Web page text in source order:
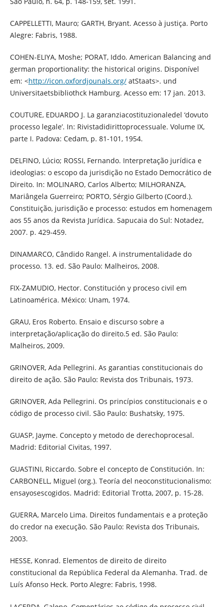
CAPPELLETTI, Mauro; GARTH, Bryant. Acesso à justiça. Porto
Alegre: Fabris, 1988.
COHEN-ELIYA, Moshe; PORAT, Iddo. American Balancing and
german proportionality: the historical origins. Disponível
em: <http://icon.oxfordjounals.org/atStaats>. und
Universitaetsbibliothck Hamburg. Acesso em: 17 jan. 2013.
COUTURE, EDUARDO J. La garanziacostituzionaledel ‘dovuto
processo legale’. In: Rivistadidirittoprocessuale. Volume IX,
parte I. Padova: Cedam, p. 81-101, 1954.
DELFINO, Lúcio; ROSSI, Fernando. Interpretação jurídica e
ideologias: o escopo da jurisdição no Estado Democrático de
Direito. In: MOLINARO, Carlos Alberto; MILHORANZA,
Mariângela Guerreiro; PORTO, Sérgio Gilberto (Coord.).
Constituição, jurisdição e processo: estudos em homenagem
aos 55 anos da Revista Jurídica. Sapucaia do Sul: Notadez,
2007. p. 429-459.
DINAMARCO, Cândido Rangel. A instrumentalidade do
processo. 13. ed. São Paulo: Malheiros, 2008.
FIX-ZAMUDIO, Hector. Constitución y proceso civil em
Latinoamérica. México: Unam, 1974.
GRAU, Eros Roberto. Ensaio e discurso sobre a
interpretação/aplicação do direito.5 ed. São Paulo:
Malheiros, 2009.
GRINOVER, Ada Pellegrini. As garantias constitucionais do
direito de ação. São Paulo: Revista dos Tribunais, 1973.
GRINOVER, Ada Pellegrini. Os princípios constitucionais e o
código de processo civil. São Paulo: Bushatsky, 1975.
GUASP, Jayme. Concepto y metodo de derechoprocesal.
Madrid: Editorial Civitas, 1997.
GUASTINI, Riccardo. Sobre el concepto de Constitución. In:
CARBONELL, Miguel (org.). Teoría del neoconstitucionalismo:
ensayosescogidos. Madrid: Editorial Trotta, 2007, p. 15-28.
GUERRA, Marcelo Lima. Direitos fundamentais e a proteção
do credor na execução. São Paulo: Revista dos Tribunais,
2003.
HESSE, Konrad. Elementos de direito de direito
constitucional da República Federal da Alemanha. Trad. de
Luís Afonso Heck. Porto Alegre: Fabris, 1998.